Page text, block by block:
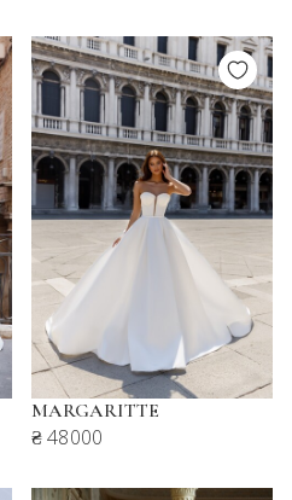
MARGARITTE
₴ 48000